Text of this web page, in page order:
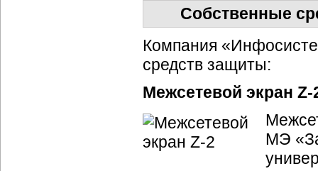
Собственные
Компания
средств защиты:
Межсетевой экран Z-
МЭ «